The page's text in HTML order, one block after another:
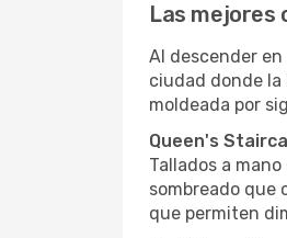
Las mejores
Al descender en
ciudad donde
moldeada por
Queen's
Tallados a
sombreado que
que permiten